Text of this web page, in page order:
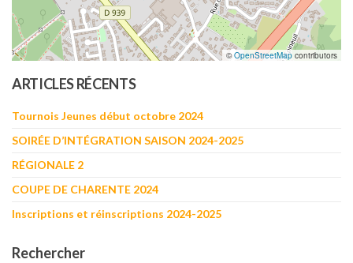
©OpenStreetMap contributors
ARTICLES RÉCENTS
Tournois Jeunes début octobre 2024
SOIRÉE D’INTÉGRATION SAISON 2024-2025
RÉGIONALE 2
COUPE DE CHARENTE 2024
Inscriptions et réinscriptions 2024-2025
Rechercher